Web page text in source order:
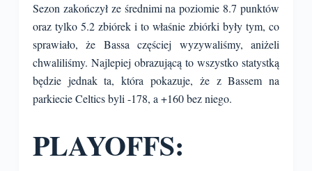
Sezon zakończył ze średnimi na poziomie 8.7 punktów
oraz tylko 5.2 zbiórek i to właśnie zbiórki były tym, co
sprawiało, że Bassa częściej wyzywaliśmy, aniżeli
chwaliliśmy. Najlepiej obrazującą to wszystko statystką
będzie jednak ta, która pokazuje, że z Bassem na
parkiecie Celtics byli -178, a +160 bez niego.
PLAYOFFS: